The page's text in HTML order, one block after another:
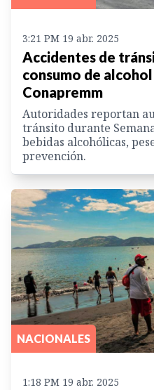
3:21 PM 19 abr. 2025
Accidentes de
consumo de
Conapremm
Autoridades reportan
tránsito durante
bebidas alcohólicas,
prevención.
NACIONALES
1:18 PM 19 abr. 2025